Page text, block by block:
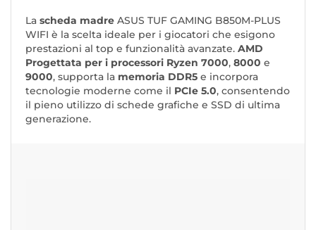
La scheda madre ASUS TUF GAMING B850M-PLUS
WIFI è la scelta ideale per i giocatori che esigono
prestazioni al top e funzionalità avanzate. AMD
Progettata per i processori Ryzen 7000, 8000 e
9000, supporta la memoria DDR5 e incorpora
tecnologie moderne come il PCIe 5.0, consentendo
il pieno utilizzo di schede grafiche e SSD di ultima
generazione.